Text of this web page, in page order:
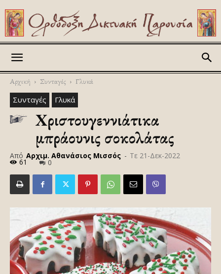
Αρχική Συνταγές Γλυκά
Συνταγές Γλυκά
Χριστουγεννιάτικα
μπράουνις σοκολάτας
Από Αρχιμ. Αθανάσιος Μισσός - Τε 21-Δεκ-2022
61 0